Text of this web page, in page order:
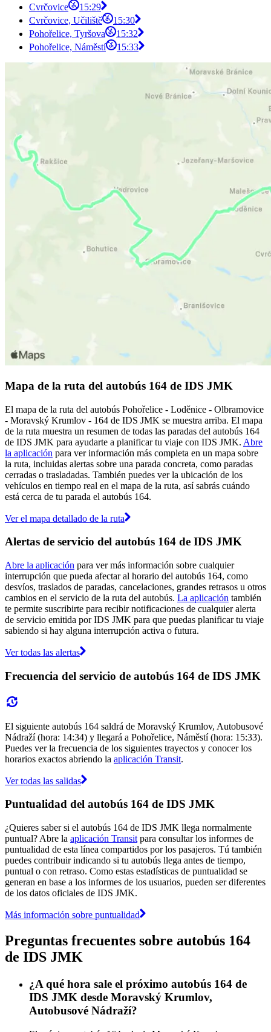
Cvrčovice
15:29
Cvrčovice, Učiliště
15:30
Pohořelice, Tyršova
15:32
Pohořelice, Náměstí
15:33
Mapa de la ruta del autobús 164 de IDS JMK
El mapa de la ruta del autobús Pohořelice - Loděnice - Olbramovice
- Moravský Krumlov - 164 de IDS JMK se muestra arriba. El mapa
de la ruta muestra un resumen de todas las paradas del autobús 164
de IDS JMK para ayudarte a planificar tu viaje con IDS JMK. Abre
la aplicación para ver información más completa en un mapa sobre
la ruta, incluidas alertas sobre una parada concreta, como paradas
cerradas o trasladadas. También puedes ver la ubicación de los
vehículos en tiempo real en el mapa de la ruta, así sabrás cuándo
está cerca de tu parada el autobús 164.
Ver el mapa detallado de la ruta
Alertas de servicio del autobús 164 de IDS JMK
Abre la aplicación para ver más información sobre cualquier
interrupción que pueda afectar al horario del autobús 164, como
desvíos, traslados de paradas, cancelaciones, grandes retrasos u otros
cambios en el servicio de la ruta del autobús. La aplicación también
te permite suscribirte para recibir notificaciones de cualquier alerta
de servicio emitida por IDS JMK para que puedas planificar tu viaje
sabiendo si hay alguna interrupción activa o futura.
Ver todas las alertas
Frecuencia del servicio de autobús 164 de IDS JMK
El siguiente autobús 164 saldrá de Moravský Krumlov, Autobusové
Nádraží (hora: 14:34) y llegará a Pohořelice, Náměstí (hora: 15:33).
Puedes ver la frecuencia de los siguientes trayectos y conocer los
horarios exactos abriendo la aplicación Transit.
Ver todas las salidas
Puntualidad del autobús 164 de IDS JMK
¿Quieres saber si el autobús 164 de IDS JMK llega normalmente
puntual? Abre la aplicación Transit para consultar los informes de
puntualidad de esta línea compartidos por los pasajeros. Tú también
puedes contribuir indicando si tu autobús llega antes de tiempo,
puntual o con retraso. Como estas estadísticas de puntualidad se
generan en base a los informes de los usuarios, pueden ser diferentes
de los datos oficiales de IDS JMK.
Más información sobre puntualidad
Preguntas frecuentes sobre autobús 164
de IDS JMK
¿A qué hora sale el próximo autobús 164 de
IDS JMK desde Moravský Krumlov,
Autobusové Nádraží?